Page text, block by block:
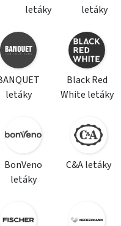
letáky
letáky
letáky
Black Red
White letáky
BonVeno
letáky
C&A letáky